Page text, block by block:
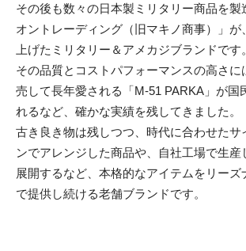
その後も数々の日本製ミリタリー商品を製
オントレーディング（旧マキノ商事）」が
上げたミリタリー＆アメカジブランドです。
その品質とコストパフォーマンスの高さに
売して長年愛される「M-51 PARKA」が国
れるなど、確かな実績を残してきました。
古き良き物は残しつつ、時代に合わせたサ
ンでアレンジした商品や、自社工場で生産
展開するなど、本格的なアイテムをリーズ
で提供し続ける老舗ブランドです。